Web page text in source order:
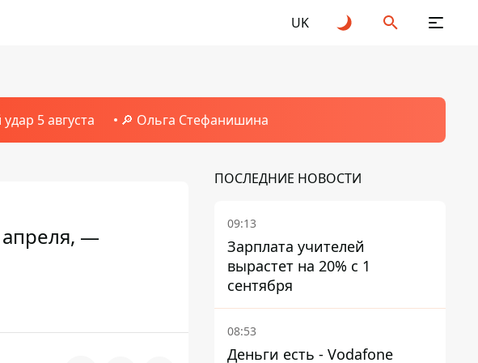
UK
5 августа 🔎 Ольга Стефанишина
апреля, —
ПОСЛЕДНИЕ НОВОСТИ
09:13
Зарплата учителей
вырастет на 20% с 1
сентября
08:53
Деньги есть - Vodafone